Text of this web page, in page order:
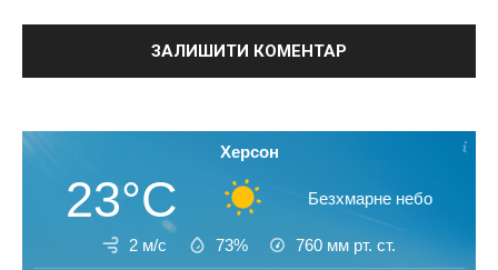
Херсон
23°C Безхмарне небо
2 м/с 73% 760 мм рт. ст.